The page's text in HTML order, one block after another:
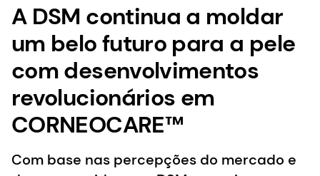
A DSM continua a moldar
um belo futuro para a pele
com desenvolvimentos
revolucionários em
CORNEOCARE™
Com base nas percepções do mercado e